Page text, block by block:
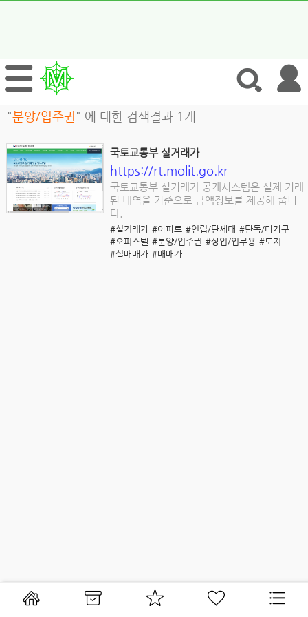
"분양/입주권 " 에 대한 검색결과 1개
국토교통부 실거래가
https://rt.molit.go.kr
국토교통부 실거래가 공개시스템은 실제 거래
된 내역을 기준으로 금액정보를 제공해 줍니
다.
#실거래가 #아파트 #연립/단세대 #단독/다가구
#오피스텔 #분양/입주권 #상업/업무용 #토지
#실매매가 #매매가